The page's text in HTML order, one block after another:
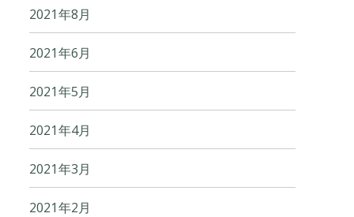
2021年8月
2021年6月
2021年5月
2021年4月
2021年3月
2021年2月